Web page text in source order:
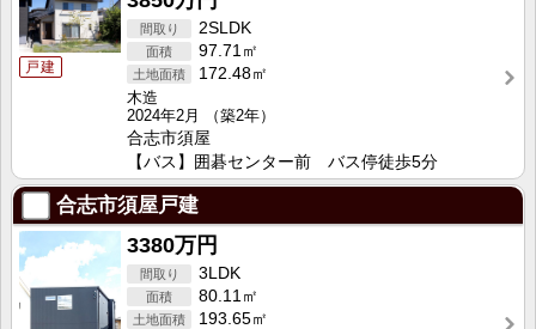
戸建
2SLDK
97.71㎡
172.48㎡
木造
2024年2月
（築2年）
合志市須屋
【バス】囲碁センター前 バス停徒歩5分
合志市須屋戸建
3380万円
3LDK
80.11㎡
193.65㎡